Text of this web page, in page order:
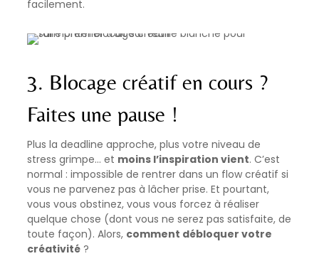
facilement.
3. Blocage créatif en cours ?
Faites une pause !
Plus la deadline approche, plus votre niveau de
stress grimpe… et moins l’inspiration vient. C’est
normal : impossible de rentrer dans un flow créatif si
vous ne parvenez pas à lâcher prise. Et pourtant,
vous vous obstinez, vous vous forcez à réaliser
quelque chose (dont vous ne serez pas satisfaite, de
toute façon). Alors, comment débloquer votre
créativité?